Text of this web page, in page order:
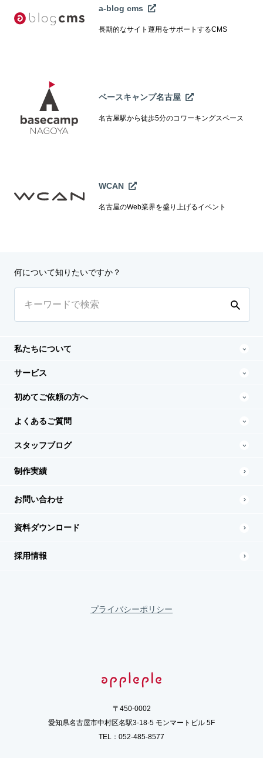
a-blog cms
長期的なサイト運用をサポートするCMS
ベースキャンプ名古屋
名古屋駅から徒歩5分のコワーキングスペース
WCAN
名古屋のWeb業界を盛り上げるイベント
何について知りたいですか？
私たちについて
サービス
初めてご依頼の方へ
よくあるご質問
スタッフブログ
制作実績
お問い合わせ
資料ダウンロード
採用情報
プライバシーポリシー
〒450-0002
愛知県名古屋市中村区名駅3-18-5 モンマートビル 5F
TEL： 052-485-8577